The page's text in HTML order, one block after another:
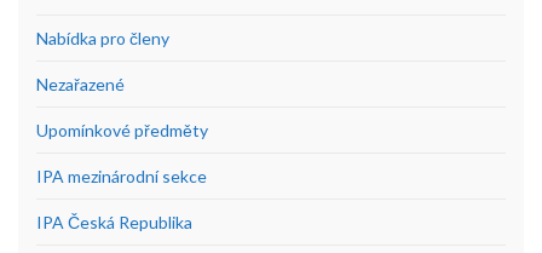
Nabídka pro členy
Nezařazené
Upomínkové předměty
IPA mezinárodní sekce
IPA Česká Republika